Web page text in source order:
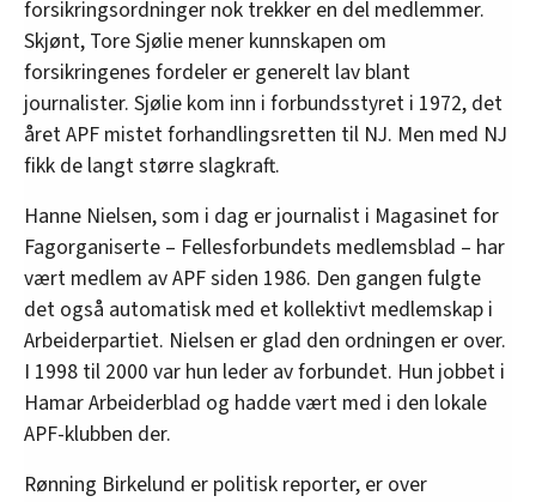
forsikringsordninger nok trekker en del medlemmer.
Skjønt, Tore Sjølie mener kunnskapen om
forsikringenes fordeler er generelt lav blant
journalister. Sjølie kom inn i forbundsstyret i 1972, det
året APF mistet forhandlingsretten til NJ. Men med NJ
fikk de langt større slagkraft.
Hanne Nielsen, som i dag er journalist i Magasinet for
Fagorganiserte – Fellesforbundets medlemsblad – har
vært medlem av APF siden 1986. Den gangen fulgte
det også automatisk med et kollektivt medlemskap i
Arbeiderpartiet. Nielsen er glad den ordningen er over.
I 1998 til 2000 var hun leder av forbundet. Hun jobbet i
Hamar Arbeiderblad og hadde vært med i den lokale
APF-klubben der.
Rønning Birkelund er politisk reporter, er over